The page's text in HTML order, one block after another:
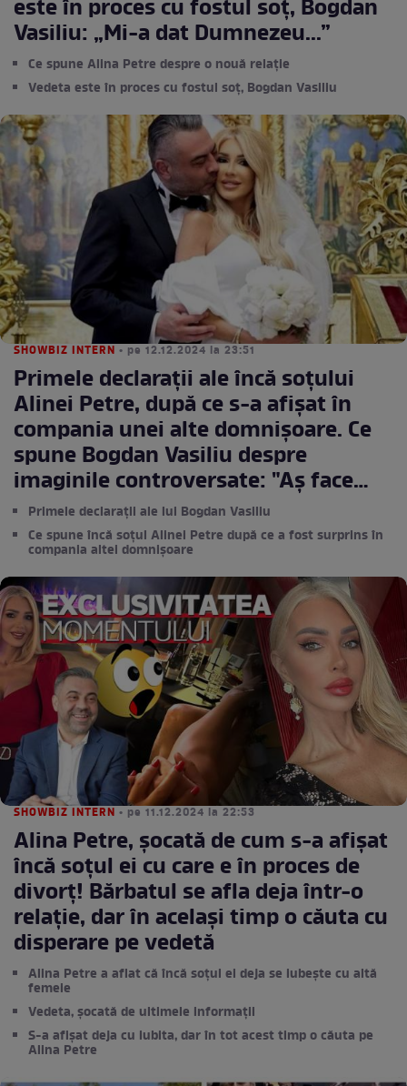
este în proces cu fostul soț, Bogdan
Vasiliu: „Mi-a dat Dumnezeu...”
Ce spune Alina Petre despre o nouă relație
Vedeta este în proces cu fostul soț, Bogdan Vasiliu
SHOWBIZ INTERN • pe 12.12.2024 la 23:51
Primele declarații ale încă soțului
Alinei Petre, după ce s-a afișat în
compania unei alte domnișoare. Ce
spune Bogdan Vasiliu despre
imaginile controversate: "Aș face
orice să mă împac cu ea"
Primele declarații ale lui Bogdan Vasiliu
Ce spune încă soțul Alinei Petre după ce a fost surprins în
compania altei domnișoare
SHOWBIZ INTERN • pe 11.12.2024 la 22:53
Alina Petre, șocată de cum s-a afișat
încă soțul ei cu care e în proces de
divorț! Bărbatul se afla deja într-o
relație, dar în același timp o căuta cu
disperare pe vedetă
Alina Petre a aflat că încă soțul ei deja se iubește cu altă
femeie
Vedeta, șocată de ultimele informații
S-a afișat deja cu iubita, dar în tot acest timp o căuta pe
Alina Petre